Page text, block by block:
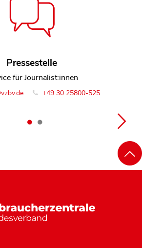
Pressestelle
für Journalist:innen
+49 30 25800-525
Jana Brockfeld
Team Rechtsdurchsetzung
+49 30 25800-0